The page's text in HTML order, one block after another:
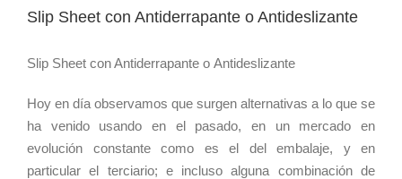
Slip Sheet con Antiderrapante o Antideslizante
Slip Sheet con Antiderrapante o Antideslizante
Hoy en día observamos que surgen alternativas a lo que se
ha venido usando en el pasado, en un mercado en
evolución constante como es el del embalaje, y en
particular el terciario; e incluso alguna combinación de